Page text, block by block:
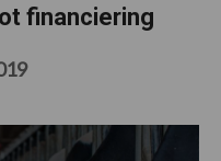
financiering